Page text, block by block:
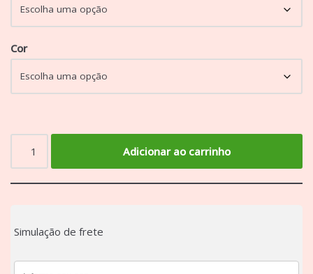
Cor
Adicionar ao carrinho
Simulação de frete